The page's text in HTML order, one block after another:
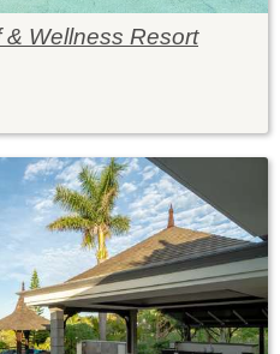
& Wellness Resort